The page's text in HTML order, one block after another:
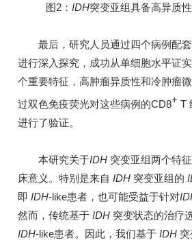
图2： IDH突变亚组具备高异质
最后，研究人员通过四个病例配套
进行深入探究，成功从单细胞水平证
个重要特征，高肿瘤异质性和冷肿瘤
过双色免疫荧光对这些病例的CD8+ T
进行了验证。
本研究关于IDH 突变亚组两个特
床意义。特别是来自 IDH 突变亚组的
即 IDH-like患者，也可能受益于针对
然而，传统基于 IDH 突变状态的治疗
IDH-like患者。因此，我们基于 IDH